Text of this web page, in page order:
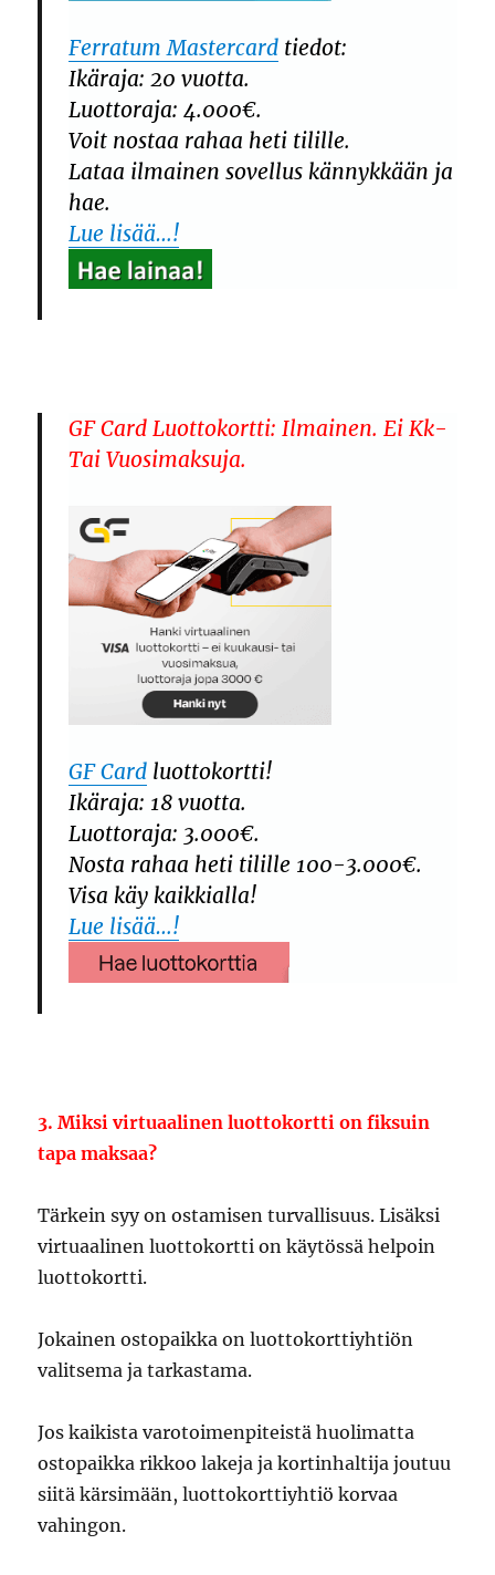
Ferratum Mastercard tiedot:
Ikäraja: 20 vuotta.
Luottoraja: 4.000€.
Voit nostaa rahaa heti tilille.
Lataa ilmainen sovellus kännykkään ja
hae.
Lue lisää…!
GF Card Luottokortti: Ilmainen. Ei Kk-
Tai Vuosimaksuja.
GF Card luottokortti!
Ikäraja: 18 vuotta.
Luottoraja: 3.000€.
Nosta rahaa heti tilille 100-3.000€.
Visa käy kaikkialla!
Lue lisää…!
3. Miksi virtuaalinen luottokortti on fiksuin
tapa maksaa?
Tärkein syy on ostamisen turvallisuus. Lisäksi
virtuaalinen luottokortti on käytössä helpoin
luottokortti.
Jokainen ostopaikka on luottokorttiyhtiön
valitsema ja tarkastama.
Jos kaikista varotoimenpiteistä huolimatta
ostopaikka rikkoo lakeja ja kortinhaltija joutuu
siitä kärsimään, luottokorttiyhtiö korvaa
vahingon.